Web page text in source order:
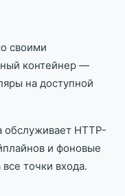
своими
контейнер —
на доступной
обслуживает HTTP-
и фоновые
точки входа.